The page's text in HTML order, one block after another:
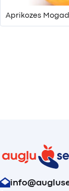
Aprikozes